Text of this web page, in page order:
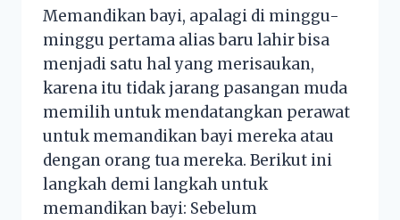
Memandikan bayi, apalagi di minggu-
minggu pertama alias baru lahir bisa
menjadi satu hal yang merisaukan,
karena itu tidak jarang pasangan muda
memilih untuk mendatangkan perawat
untuk memandikan bayi mereka atau
dengan orang tua mereka. Berikut ini
langkah demi langkah untuk
memandikan bayi: Sebelum